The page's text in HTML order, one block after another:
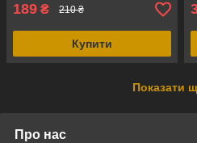
189 ₴ 210 ₴
Купити
Показати
Про нас